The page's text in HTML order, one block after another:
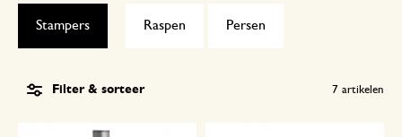
Raspen Persen
Stampers
Filter & sorteer 7 artikelen